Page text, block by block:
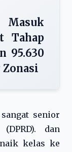
Tahap
95.630
Zonasi
senior
dan
kelas ke